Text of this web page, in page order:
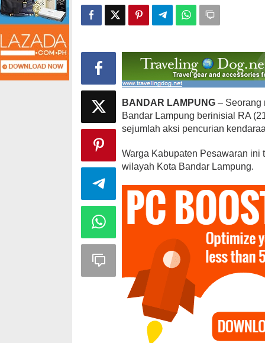
BANDAR LAMPUNG– Seorang
Bandar Lampung berinisial RA
sejumlah aksi pencurian
Warga Kabupaten Pesawaran
wilayah Kota Bandar Lampung.